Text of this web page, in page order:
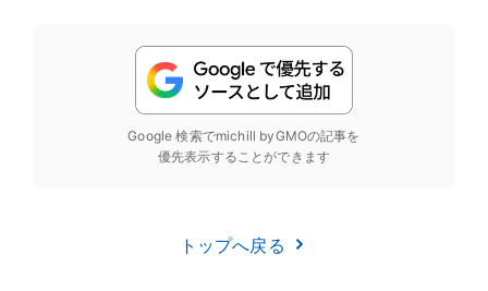
Google 検索でmichill byGMOの記事を
優先表示することができます
トップへ戻る